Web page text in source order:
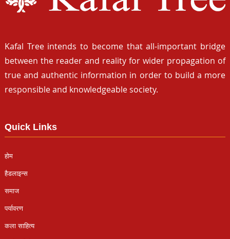
Kafal Tree intends to become that all-important bridge
between the reader and reality for wider propagation of
true and authentic information in order to build a more
responsible and knowledgeable society.
Quick Links
होम
हैडलाइन्स
समाज
पर्यावरण
कला साहित्य